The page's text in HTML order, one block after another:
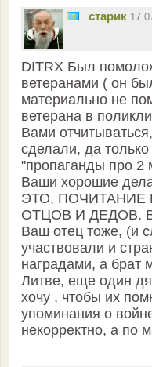
старик
DITRX Был
ветеранами ( он
материально не
ветерана в
Вами
сделали, да
"пропаганды про 2
Ваши хорошие
ЭТО,
ОТЦОВ И ДЕДОВ.
Ваш отец тоже, (и
участвовали и
наградами, а брат
Литве, еще один
хочу , чтобы их
упоминания о
некорректно, а по